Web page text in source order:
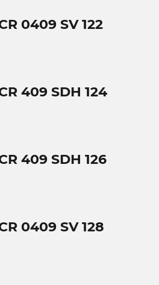
0409 SV 122
409 SDH 124
409 SDH 126
0409 SV 128